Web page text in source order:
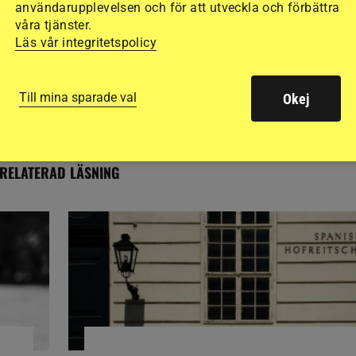
snuvade Dujardin
”Wow,
DRESSYR, RIDSPORT PLAY
RELATERAD LÄSNING
användarupplevelsen och för att utveckla och förbättra
våra tjänster.
Läs vår integritetspolicy
Till mina sparade val Okej